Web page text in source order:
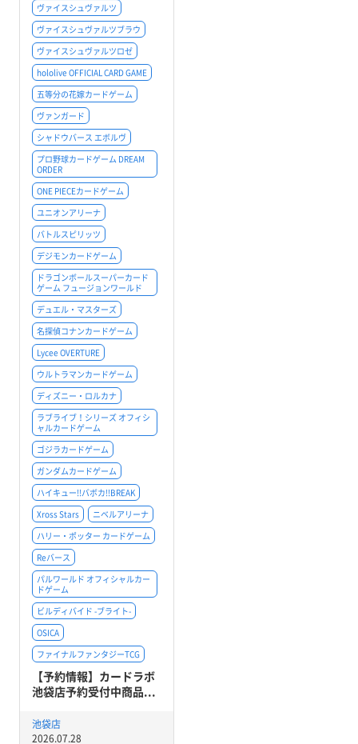
ヴァイスシュヴァルツ
ヴァイスシュヴァルツブラウ
ヴァイスシュヴァルツロゼ
hololive OFFICIAL CARD GAME
五等分の花嫁カードゲーム
ヴァンガード
シャドウバース エボルヴ
プロ野球カードゲーム DREAM
ORDER
ONE PIECEカードゲーム
ユニオンアリーナ
バトルスピリッツ
デジモンカードゲーム
ドラゴンボールスーパーカード
ゲーム フュージョンワールド
デュエル・マスターズ
名探偵コナンカードゲーム
Lycee OVERTURE
ウルトラマンカードゲーム
ディズニー・ロルカナ
ラブライブ！シリーズ オフィシ
ャルカードゲーム
ゴジラカードゲーム
ガンダムカードゲーム
ハイキュー!!バボカ!!BREAK
Xross Stars
ニベルアリーナ
ハリー・ポッター カードゲーム
Reバース
パルワールド オフィシャルカー
ドゲーム
ビルディバイド -ブライト-
OSICA
ファイナルファンタジーTCG
【予約情報】カードラボ
池袋店予約受付中商品...
池袋店
2026.07.28